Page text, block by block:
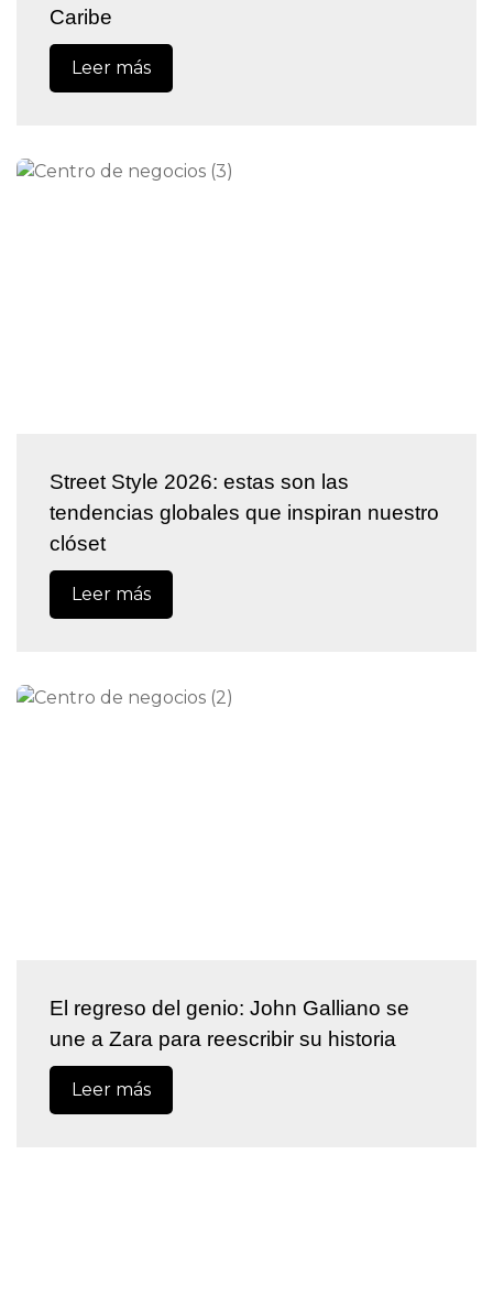
Caribe
Leer más
Street Style 2026: estas son las
tendencias globales que inspiran nuestro
clóset
Leer más
El regreso del genio: John Galliano se
une a Zara para reescribir su historia
Leer más